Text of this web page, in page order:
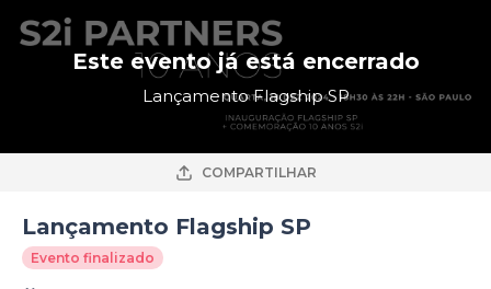
Este evento já está encerrado
Lançamento Flagship SP
COMPARTILHAR
Lançamento Flagship SP
Evento finalizado